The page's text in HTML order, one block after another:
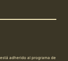
adherido al programa de